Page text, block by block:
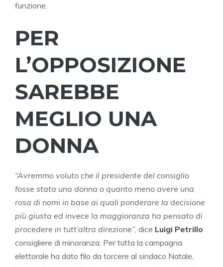
funzione.
PER
L’OPPOSIZIONE
SAREBBE
MEGLIO UNA
DONNA
“Avremmo voluto che il presidente del consiglio
fosse stata una donna o quanto meno avere una
rosa di nomi in base ai quali ponderare la decisione
più giusta ed invece la maggioranza ha pensato di
procedere in tutt’altra direzione”, dice Luigi Petrillo
consigliere di minoranza. Per tutta la campagna
elettorale ha dato filo da torcere al sindaco Natale,